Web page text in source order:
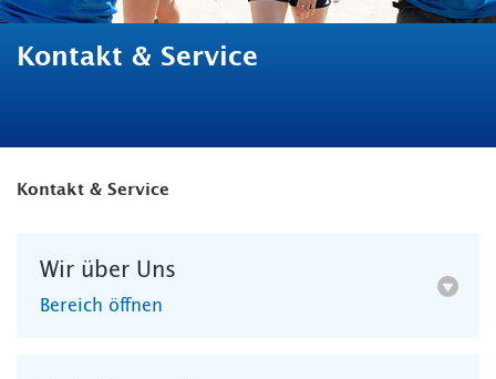
Kontakt & Service
Kontakt & Service
Wir über Uns
Bereich öffnen